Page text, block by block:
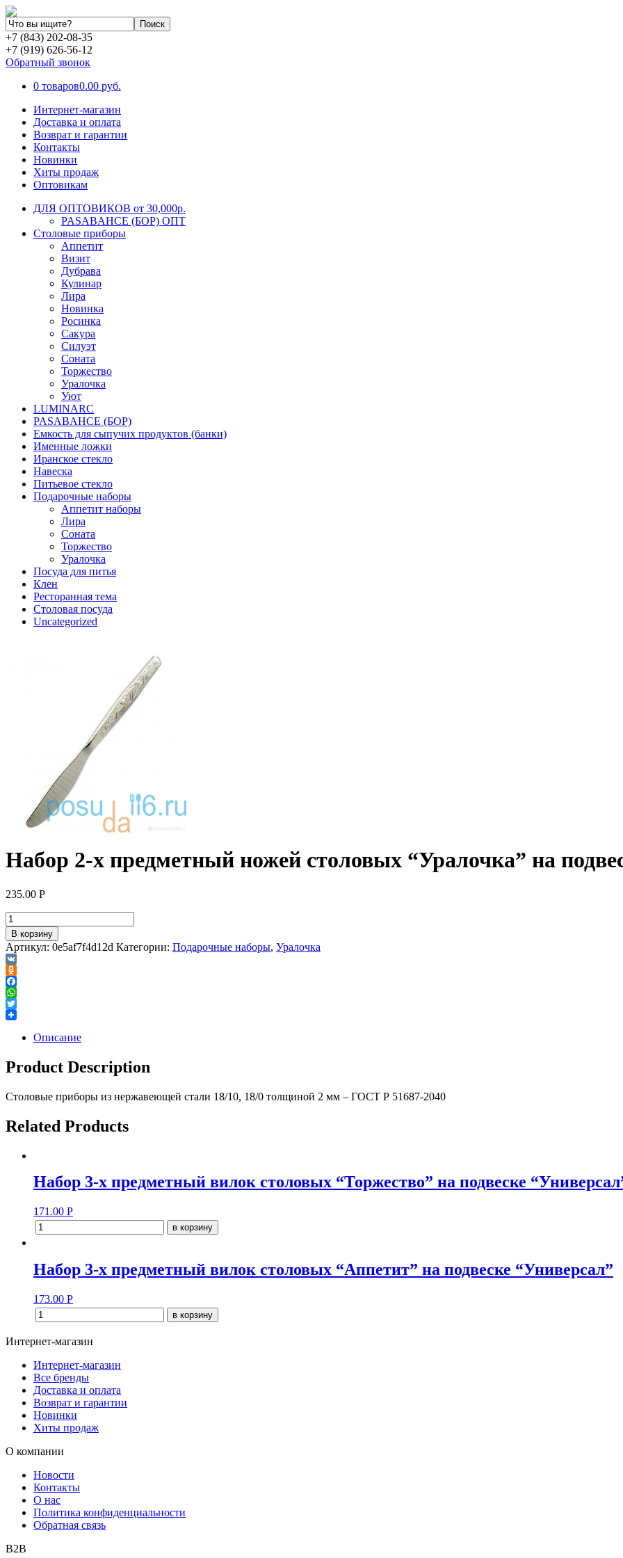
+7 (843) 202-08-35
+7 (919) 626-56-12
Обратный звонок
0 товаров0.00 руб.
Интернет-магазин
Доставка и оплата
Возврат и гарантии
Контакты
Новинки
Хиты продаж
Оптовикам
ДЛЯ ОПТОВИКОВ от 30,000р.
PASABAHCE (БОР) ОПТ
Столовые приборы
Аппетит
Визит
Дубрава
Кулинар
Лира
Новинка
Росинка
Сакура
Силуэт
Соната
Торжество
Уралочка
Уют
LUMINARC
PASABAHCE (БОР)
Емкость для сыпучих продуктов (банки)
Именные ложки
Иранское стекло
Навеска
Питьевое стекло
Подарочные наборы
Аппетит наборы
Лира
Соната
Торжество
Уралочка
Посуда для питья
Клен
Ресторанная тема
Столовая посуда
Uncategorized
Набор 2-х предметный ножей столовых “Уралочка” на
235.00 Р
В корзину
Артикул: 0e5af7f4d12d Категории: Подарочные наборы, Уралочка
VK
Odnoklassniki
Facebook
WhatsApp
Twitter
Описание
Product Description
Столовые приборы из нержавеющей стали 18/10, 18/0 толщиной 2 мм – ГОСТ Р 51687-2040
Related Products
Набор 3-х предметный вилок столовых “Торжество” на подвеске
171.00 Р
в корзину
Набор 3-х предметный вилок столовых “Аппетит” на подвеске “Универсал”
173.00 Р
в корзину
Интернет-магазин
Интернет-магазин
Все бренды
Доставка и оплата
Возврат и гарантии
Новинки
Хиты продаж
О компании
Новости
Контакты
О нас
Политика конфиденциальности
Обратная связь
B2B